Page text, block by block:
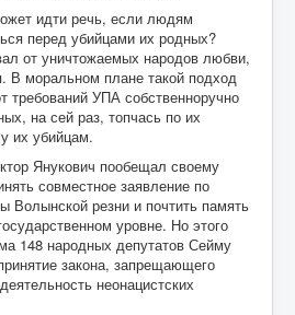
идти речь, если людям
перед убийцами их родных?
от уничтожаемых народов любви,
В моральном плане такой подход
требований УПА собственноручно
на сей раз, топчась по их
их убийцам.
Янукович пообещал своему
совместное заявление по
Волынской резни и почтить память
уровне. Но этого
148 народных депутатов Сейму
закона, запрещающего
неонацистских